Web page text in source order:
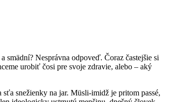
smädní? Nesprávna odpoveď. Čoraz častejšie si
urobiť čosi pre svoje zdravie, alebo – aký
snežienky na jar. Müsli-imidž je pritom passé,